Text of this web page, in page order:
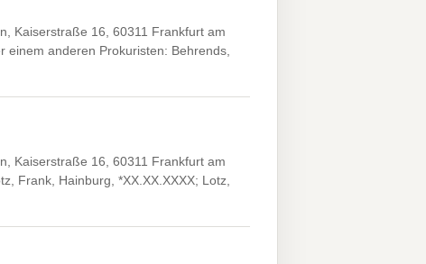
Kaiserstraße 16, 60311 Frankfurt am
anderen Prokuristen: Behrends,
Kaiserstraße 16, 60311 Frankfurt am
Frank, Hainburg, *XX.XX.XXXX; Lotz,